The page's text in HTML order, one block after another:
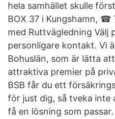
hela samhället skulle
BOX 37 i Kungshamn, ☎
med Ruttvägledning Välj
personligare kontakt. Vi
Bohuslän, som är lätta
attraktiva premier på
BSB får du ett
för just dig, så tveka
få en lösning som passar.